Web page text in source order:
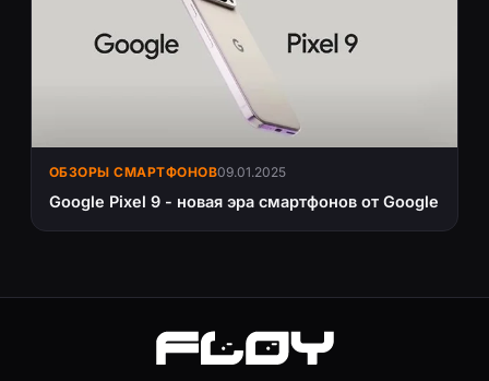
ОБЗОРЫ СМАРТФОНОВ09.01.2025
Google Pixel 9 - новая эра смартфонов от Google